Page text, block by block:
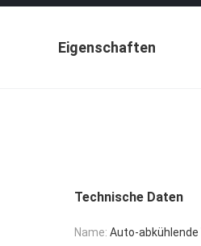
Eigenschaften
Technische Daten
Name: Auto-